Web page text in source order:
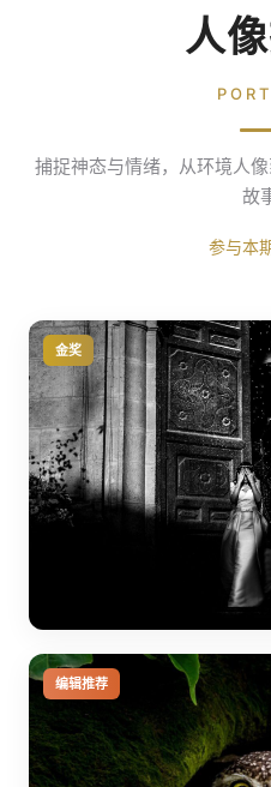
人
捕捉神态与情绪，从环境人
故
参与本
金奖
编辑推荐